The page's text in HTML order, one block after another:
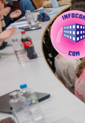
Aller
au
contenu